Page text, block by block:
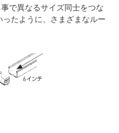
で異なるサイズ同士をつな
たように、さまざまなルー